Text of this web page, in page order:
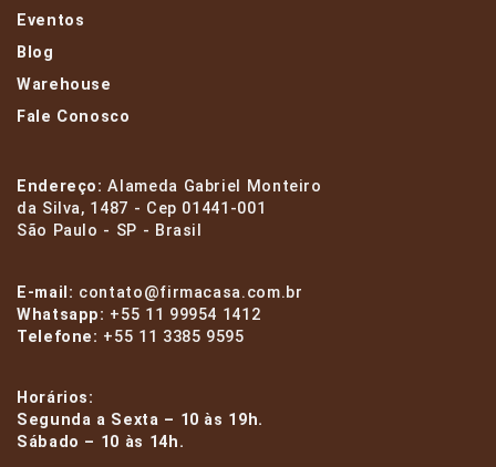
Eventos
Blog
Warehouse
Fale Conosco
Endereço:Alameda Gabriel Monteiro
da Silva, 1487 - Cep 01441-001
São Paulo - SP - Brasil
E-mail: contato@firmacasa.com.br
Whatsapp: +55 11 99954 1412
Telefone: +55 11 3385 9595
Horários:
Segunda a Sexta – 10 às 19h.
Sábado – 10 às 14h.